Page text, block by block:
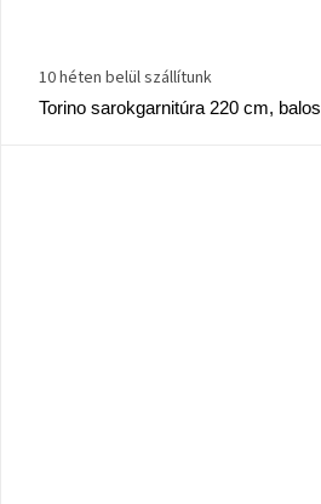
Torino sarokgarnitúra 220 cm, balos
10 héten belül szállítunk